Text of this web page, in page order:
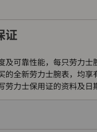
证
及可靠性能，每只劳力
的全新劳力士腕表，均
劳力士保用证的资料及日